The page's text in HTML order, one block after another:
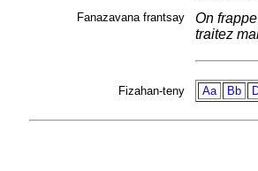
Fanazavana frantsay
On
traitez
Fizahan-teny Aa Bb